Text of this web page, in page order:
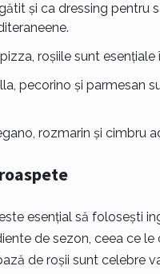
și ca dressing pentru
roșiile sunt
pecorino și parmesan
rozmarin și cimbru
esențial să folosești
de sezon, ceea ce
de roșii sunt celebre